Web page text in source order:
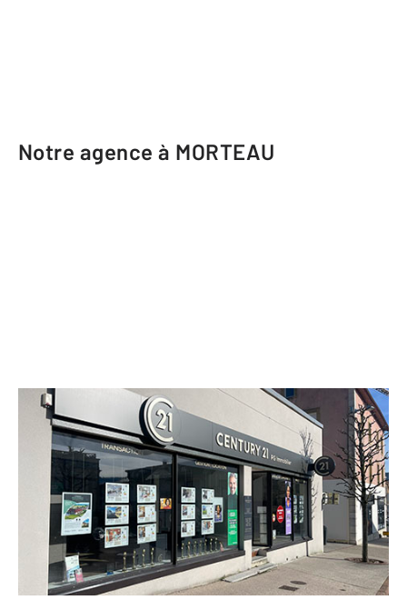
Notre agence à MORTEAU
CENTURY 21 Avenir Immobilier
1 rue de L'Helvetie
MORTEAU - 25500
Envoyer un message
Téléphoner à l'agence